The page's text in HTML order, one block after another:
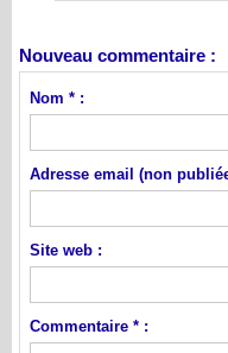
Nouveau commentaire :
Nom * :
Adresse email (non
Site web :
Commentaire * :